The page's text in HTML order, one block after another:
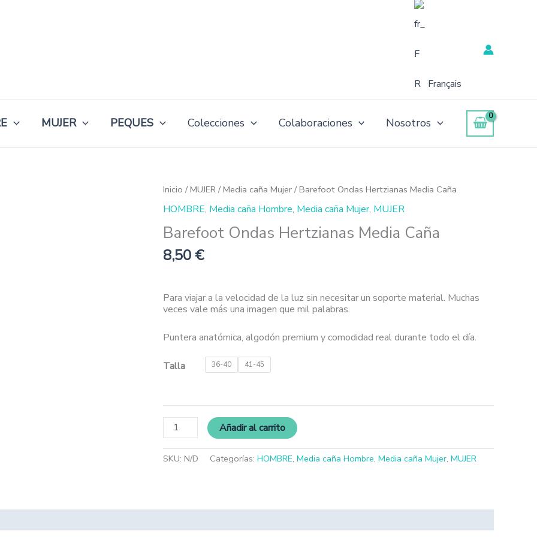
Français
MUJER PEQUES Colecciones Colaboraciones Nosotros
Inicio / MUJER / Media caña Mujer / Barefoot Ondas Hertzianas Media Caña
HOMBRE, Media caña Hombre, Media caña Mujer, MUJER
Barefoot Ondas Hertzianas Media Caña
8,50 €
Para viajar a la velocidad de la luz sin necesitar un soporte material. Muchas
veces vale más una imagen que mil palabras.
Puntera anatómica, algodón premium y comodidad real durante todo el día.
Talla 36-40 41-45
Barefoot
Hertzianas
Caña
Añadir al carrito
SKU: N/D Categorías: HOMBRE, Media caña Hombre, Media caña Mujer, MUJER